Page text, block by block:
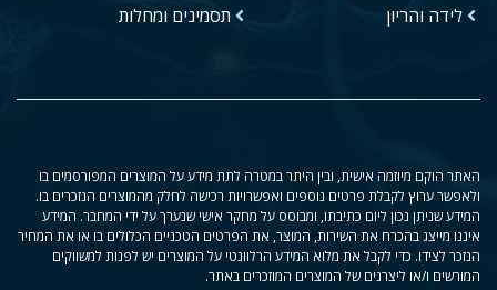
לידה והריון
תסמינים ומחלות
האתר הוקם מיוזמה אישית, ובין היתר במטרה לתת מידע על המוצרים המפורסמים בו
ולאפשר ערוץ לקבלת פרטים נוספים ואפשרויות רכישה לחלק מהמוצרים הנזכרים בו.
המידע שניתן נכון ליום כתיבתו, ומבוסס על מחקר אישי שנערך על ידי המחבר. המידע
איננו מייצג בהכרח את השירות, המוצר, את הפרטים הטכניים הכלולים בו או את המחיר
הנזכר לצידו. כדי לקבל את מלוא המידע הרלוונטי על המוצרים יש לפנות למשווקים
המורשים ו/או ליצרנים של המוצרים המוזכרים באתר.